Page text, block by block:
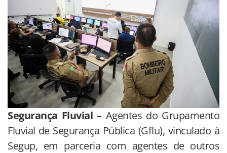
Segurança Fluvial –Agentes do Grupamento
Fluvial de Segurança Pública (Gflu), vinculado à
Segup, em parceria com agentes de outros